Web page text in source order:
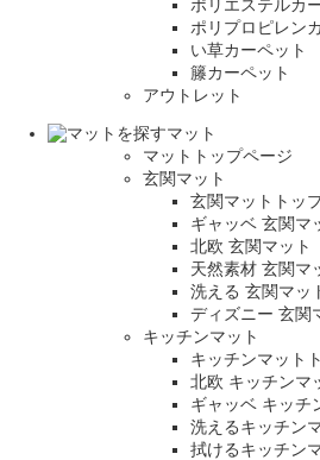
ポリエステルカ
ポリプロピレン
い草カーペット
籐カーペット
アウトレット
マット
マットトップページ
玄関マット
玄関マットトッ
ギャッベ 玄関マ
北欧 玄関マット
天然素材 玄関マ
洗える 玄関マッ
ディズニー 玄関
キッチンマット
キッチンマット
北欧 キッチンマ
ギャッベ キッチ
洗えるキッチン
拭けるキッチン